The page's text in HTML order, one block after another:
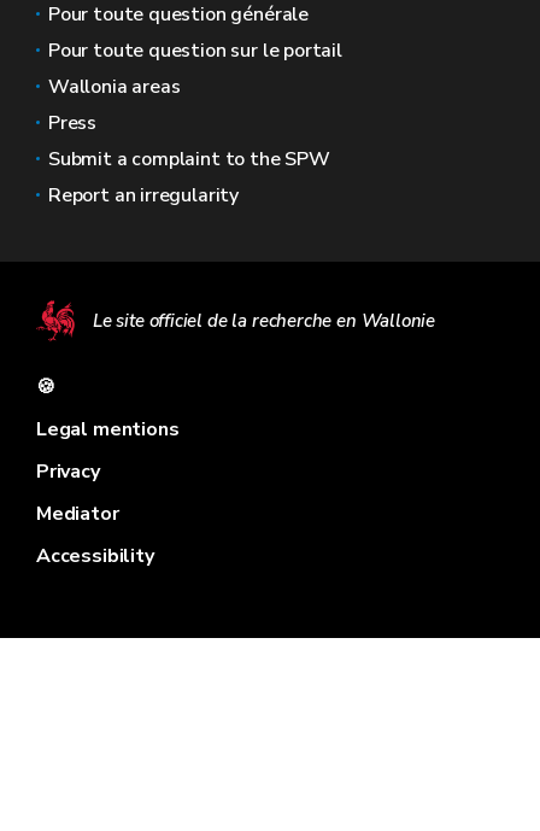
Pour toute question générale
Pour toute question sur le portail
Wallonia areas
Press
Submit a complaint to the SPW
Report an irregularity
Le site officiel de la recherche en Wallonie
🍪
Legal mentions
Privacy
Mediator
Accessibility